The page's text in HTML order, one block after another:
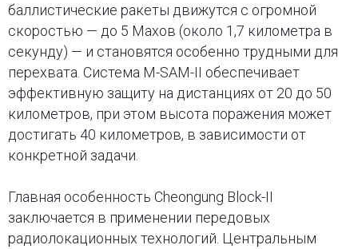
баллистические ракеты движутся с огромной
скоростью — до 5 Махов (около 1,7 километра в
секунду) — и становятся особенно трудными для
перехвата. Система M-SAM-II обеспечивает
эффективную защиту на дистанциях от 20 до 50
километров, при этом высота поражения может
достигать 40 километров, в зависимости от
конкретной задачи.
Главная особенность Cheongung Block-II
заключается в применении передовых
радиолокационных технологий. Центральным